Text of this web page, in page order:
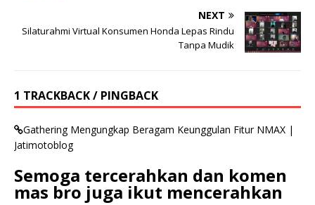
NEXT
Silaturahmi Virtual Konsumen Honda Lepas Rindu
Tanpa Mudik
1 TRACKBACK / PINGBACK
Gathering Mengungkap Beragam Keunggulan Fitur NMAX |
Jatimotoblog
Semoga tercerahkan dan komen
mas bro juga ikut mencerahkan